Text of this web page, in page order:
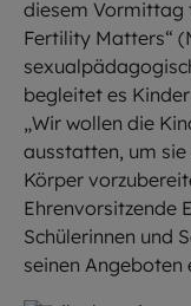
diesem Vormittag
Fertility Matters“
begleitet es
„Wir wollen die
ausstatten, um
Körper
Ehrenvorsitzende
Schülerinnen und
seinen Angeboten